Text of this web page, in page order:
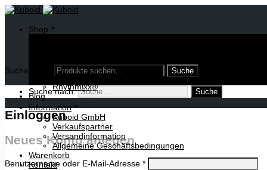
Shop
Publikationen
Lampen
Rhythmixx®
Blog
Information
Kuboid GmbH
Verkaufspartner
Versandinformation
Allgemeine Geschäftsbedingungen
Warenkorb
Kontakt
Suche nach:
Suche nach:
Einloggen
Neues Konto anlegen
Benutzername oder E-Mail-Adresse *